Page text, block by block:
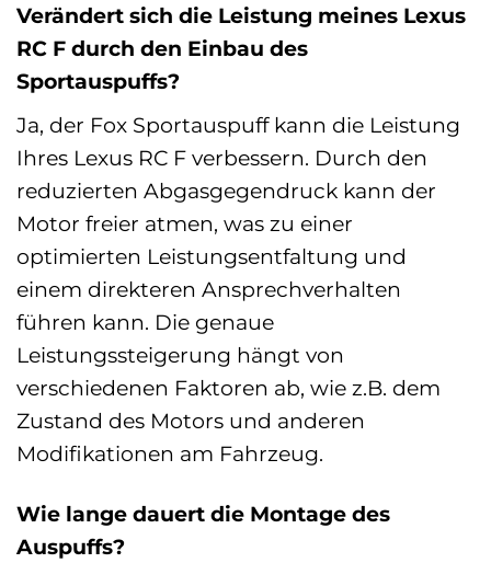
Verändert sich die Leistung meines Lexus
RC F durch den Einbau des
Sportauspuffs?
Ja, der Fox Sportauspuff kann die Leistung
Ihres Lexus RC F verbessern. Durch den
reduzierten Abgasgegendruck kann der
Motor freier atmen, was zu einer
optimierten Leistungsentfaltung und
einem direkteren Ansprechverhalten
führen kann. Die genaue
Leistungssteigerung hängt von
verschiedenen Faktoren ab, wie z.B. dem
Zustand des Motors und anderen
Modifikationen am Fahrzeug.
Wie lange dauert die Montage des
Auspuffs?